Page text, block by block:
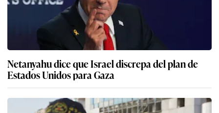
Netanyahu dice que Israel discrepa del plan de
Estados Unidos para Gaza